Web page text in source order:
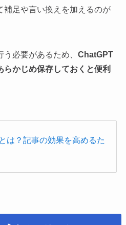
補足や言い換えを加えるのが
必要があるため、 ChatGPT
かじめ保存しておくと便利
は？記事の効果を高めるた